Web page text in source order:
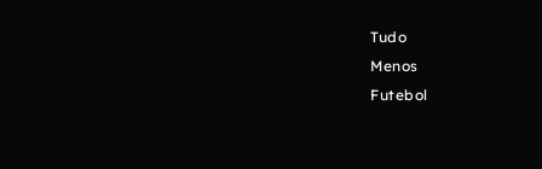
Tudo
Menos
Futebol